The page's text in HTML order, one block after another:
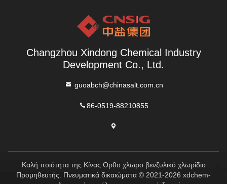
Changzhou Xindong Chemical Industry
Development Co., Ltd.
guoabch@chinasalt.com.cn
86-0519-88210855
Καλή ποιότητα της Κίνας Ορθο χλωρο βενζυλικό χλωρίδιο
Προμηθευτής. Πνευματικά δικαιώματα © 2021-2026 xdchem-